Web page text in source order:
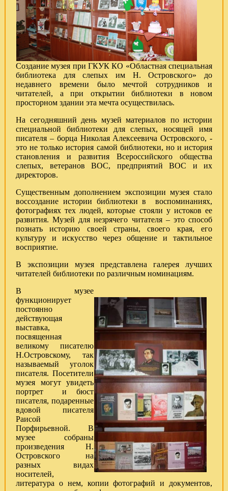
Создание музея при ГКУК КО «Областная специальная
библиотека для слепых им Н. Островского» до
недавнего времени было мечтой сотрудников и
читателей, а при открытии библиотеки в новом
просторном здании эта мечта осуществилась.
На сегодняшний день музей материалов по истории
специальной библиотеки для слепых, носящей имя
писателя – борца Николая Алексеевича Островского, -
это не только история самой библиотеки, но и история
становления и развития Всероссийского общества
слепых, ветеранов ВОС, предприятий ВОС и их
директоров.
Существенным дополнением экспозиции музея стало
воссоздание истории библиотеки в воспоминаниях,
фотографиях тех людей, которые стояли у истоков ее
развития. Музей для незрячего читателя – это способ
познать историю своей страны, своего края, его
культуру и искусство через общение и тактильное
восприятие.
В экспозиции музея представлена галерея лучших
читателей библиотеки по различным номинациям.
В музее
функционирует
постоянно
действующая
выставка,
посвященная
великому писателю
Н.Островскому, так
называемый уголок
писателя. Посетители
музея могут увидеть
портрет и бюст
писателя, подаренные
вдовой писателя
Раисой
Порфирьевной. В
музее собраны
произведения Н.
Островского на
разных видах
носителей,
литература о нем, копии фотографий и документов,